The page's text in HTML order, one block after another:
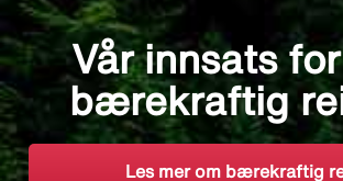
Vår innsats
bærekraftig
Les mer om bærekraftig